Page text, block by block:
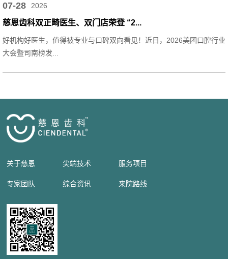
07-28 2026
慈恩齿科双正畸医生、双门店荣登 “2...
好机构好医生，值得被专业与口碑双向看见！近日，2026美团口腔行业
大会暨司南榜发...
关于慈恩 尖端技术 服务项目
专家团队 综合资讯 来院路线